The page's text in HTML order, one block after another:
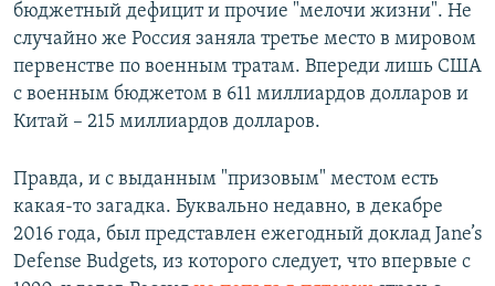
бюджетный дефицит и прочие "мелочи жизни". Не
случайно же Россия заняла третье место в мировом
первенстве по военным тратам. Впереди лишь США
с военным бюджетом в 611 миллиардов долларов и
Китай – 215 миллиардов долларов.
Правда, и с выданным "призовым" местом есть
какая-то загадка. Буквально недавно, в декабре
2016 года, был представлен ежегодный доклад Jane’s
Defense Budgets, из которого следует, что впервые с